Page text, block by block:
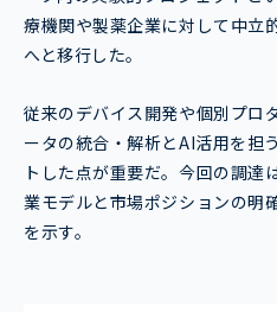
療機関や製薬企業に対して中立
へと移行した。
従来のデバイス開発や個別プロ
ータの統合・解析とAI活用を担
トした点が重要だ。今回の調達
業モデルと市場ポジションの明
を示す。